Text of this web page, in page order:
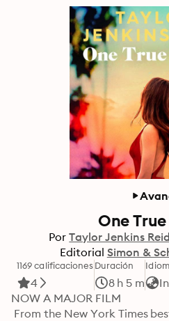
One
Por Taylor Jenkins Reid
Editorial Simon &
1169 calificaciones
4
Duración
8 h 5 m
NOW A MAJOR FILM
From the New York Times